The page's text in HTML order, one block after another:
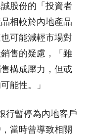
股份的「投資者
相較於內地產品
可能減輕市場對
售的疑慮，「雖
構成壓力，但或
能性。」
行暫停為內地客戶
當時曾導致相關